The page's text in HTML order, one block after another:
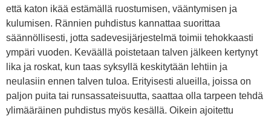
että katon ikää estämällä ruostumisen, vääntymisen ja
kulumisen. Rännien puhdistus kannattaa suorittaa
säännöllisesti, jotta sadevesijärjestelmä toimii tehokkaasti
ympäri vuoden. Keväällä poistetaan talven jälkeen kertynyt
lika ja roskat, kun taas syksyllä keskitytään lehtiin ja
neulasiin ennen talven tuloa. Erityisesti alueilla, joissa on
paljon puita tai runsassateisuutta, saattaa olla tarpeen tehdä
ylimääräinen puhdistus myös kesällä. Oikein ajoitettu